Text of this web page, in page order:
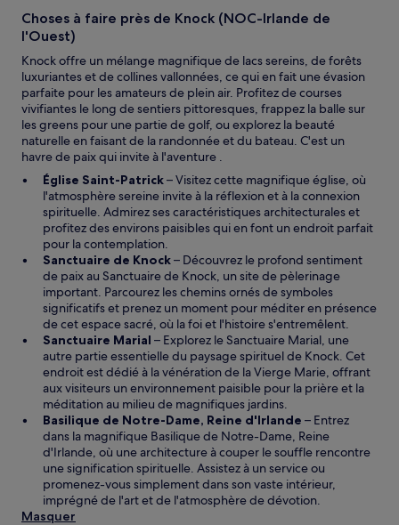
Choses à faire près de Knock (NOC-Irlande de
l'Ouest)
Knock offre un mélange magnifique de lacs sereins, de forêts
luxuriantes et de collines vallonnées, ce qui en fait une évasion
parfaite pour les amateurs de plein air. Profitez de courses
vivifiantes le long de sentiers pittoresques, frappez la balle sur
les greens pour une partie de golf, ou explorez la beauté
naturelle en faisant de la randonnée et du bateau. C'est un
havre de paix qui invite à l'aventure .
Église Saint-Patrick– Visitez cette magnifique église, où
l'atmosphère sereine invite à la réflexion et à la connexion
spirituelle. Admirez ses caractéristiques architecturales et
profitez des environs paisibles qui en font un endroit parfait
pour la contemplation.
Sanctuaire de Knock– Découvrez le profond sentiment
de paix au Sanctuaire de Knock, un site de pèlerinage
important. Parcourez les chemins ornés de symboles
significatifs et prenez un moment pour méditer en présence
de cet espace sacré, où la foi et l'histoire s'entremêlent.
Sanctuaire Marial – Explorez le Sanctuaire Marial, une
autre partie essentielle du paysage spirituel de Knock. Cet
endroit est dédié à la vénération de la Vierge Marie, offrant
aux visiteurs un environnement paisible pour la prière et la
méditation au milieu de magnifiques jardins.
Basilique de Notre-Dame, Reine d'Irlande – Entrez
dans la magnifique Basilique de Notre-Dame, Reine
d'Irlande, où une architecture à couper le souffle rencontre
une signification spirituelle. Assistez à un service ou
promenez-vous simplement dans son vaste intérieur,
imprégné de l'art et de l'atmosphère de dévotion.
Masquer